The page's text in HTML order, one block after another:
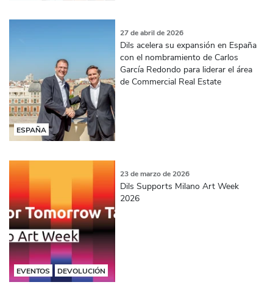
ESPAÑA
27 de abril de 2026
Dils acelera su expansión en España
con el nombramiento de Carlos
García Redondo para liderar el área
de Commercial Real Estate
EVENTOS DEVOLUCIÓN
23 de marzo de 2026
Dils Supports Milano Art Week
2026